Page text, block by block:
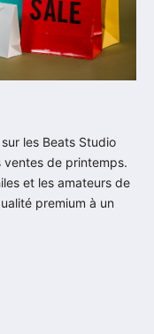
les Beats Studio
ventes de printemps.
et les amateurs de
premium à un